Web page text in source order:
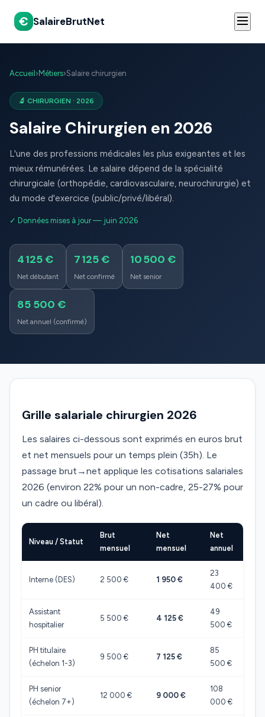
€ SalaireBrutNet
Accueil › Métiers›Salaire chirurgien
🔬 CHIRURGIEN · 2026
Salaire Chirurgien en 2026
L'une des professions médicales les plus exigeantes et les
mieux rémunérées. Le salaire dépend de la spécialité
chirurgicale (orthopédie, cardiovasculaire, neurochirurgie) et
du mode d'exercice (public/privé/libéral).
✓ Données mises à jour — juin 2026
4 125 €
Net débutant
7 125 €
Net confirmé
10 500 €
Net senior
85 500 €
Net annuel (confirmé)
Grille salariale chirurgien 2026
Les salaires ci-dessous sont exprimés en euros brut
et net mensuels pour un temps plein (35h). Le
passage brut→net applique les cotisations salariales
2026 (environ 22% pour un non-cadre, 25-27% pour
un cadre ou libéral).
Niveau / Statut
Brut
mensuel
Net
mensuel
Net
annuel
Interne (DES) 2 500 € 1 950 €
23
400 €
Assistant
hospitalier
5 500 € 4 125 €
49
500 €
PH titulaire
(échelon 1-3)
9 500 € 7 125 €
85
500 €
PH senior
(échelon 7+)
12 000 € 9 000 €
108
000 €